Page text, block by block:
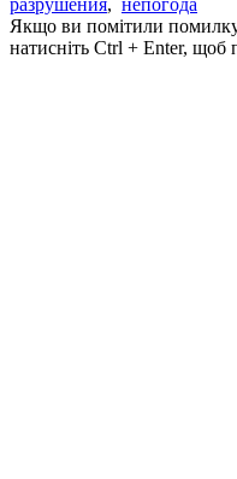
Якщо ви помітили помилку,
натисніть Ctrl + Enter, щоб